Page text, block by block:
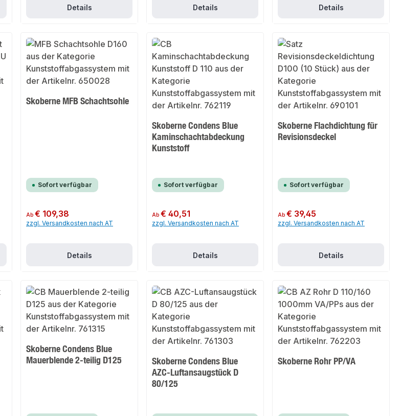
Details Details Details
Skoberne MFB Schachtsohle
Sofort verfügbar
Regulärer Preis:
Ab€ 109,38
zzgl. Versandkosten nach AT
Details
Skoberne Condens Blue
Kaminschachtabdeckung
Kunststoff
Sofort verfügbar
Regulärer Preis:
Ab€ 40,51
zzgl. Versandkosten nach AT
Details
Skoberne Flachdichtung für
Revisionsdeckel
Sofort verfügbar
Regulärer Preis:
Ab€ 39,45
zzgl. Versandkosten nach AT
Details
Skoberne Condens Blue
Mauerblende 2-teilig D125
Skoberne Condens Blue
AZC-Luftansaugstück D
80/125
Skoberne Rohr PP/VA